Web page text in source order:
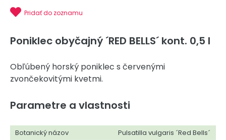
Pridať do zoznamu
Poniklec obyčajný ´RED BELLS´ kont. 0,5 l
Obľúbený horský poniklec s červenými
zvončekovitými kvetmi.
Parametre a vlastnosti
Botanický názov
Pulsatilla vulgaris ´Red Bells´